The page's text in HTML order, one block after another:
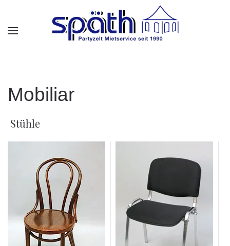
Skip to main content
Mobiliar
Stühle